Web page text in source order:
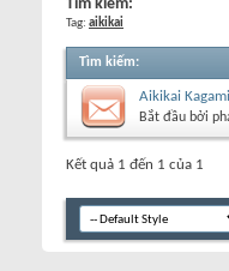
Tìm kiếm:
Tag: aikikai
Tìm kiếm:
Aikikai
Bắt đầu bởi
Kết quả 1 đến 1 của 1